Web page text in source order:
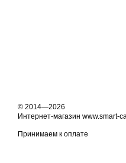
© 2014—2026
Интернет-магазин www.smart-
Принимаем к оплате